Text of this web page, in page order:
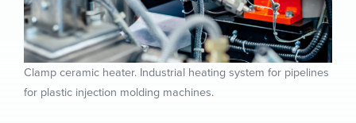
Clamp ceramic heater. Industrial heating system for pipelines
for plastic injection molding machines.